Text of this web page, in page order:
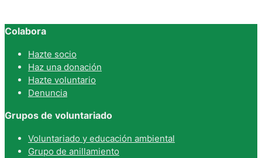
Colabora
Hazte socio
Haz una donación
Hazte voluntario
Denuncia
Grupos de voluntariado
Voluntariado y educación ambiental
Grupo de anillamiento